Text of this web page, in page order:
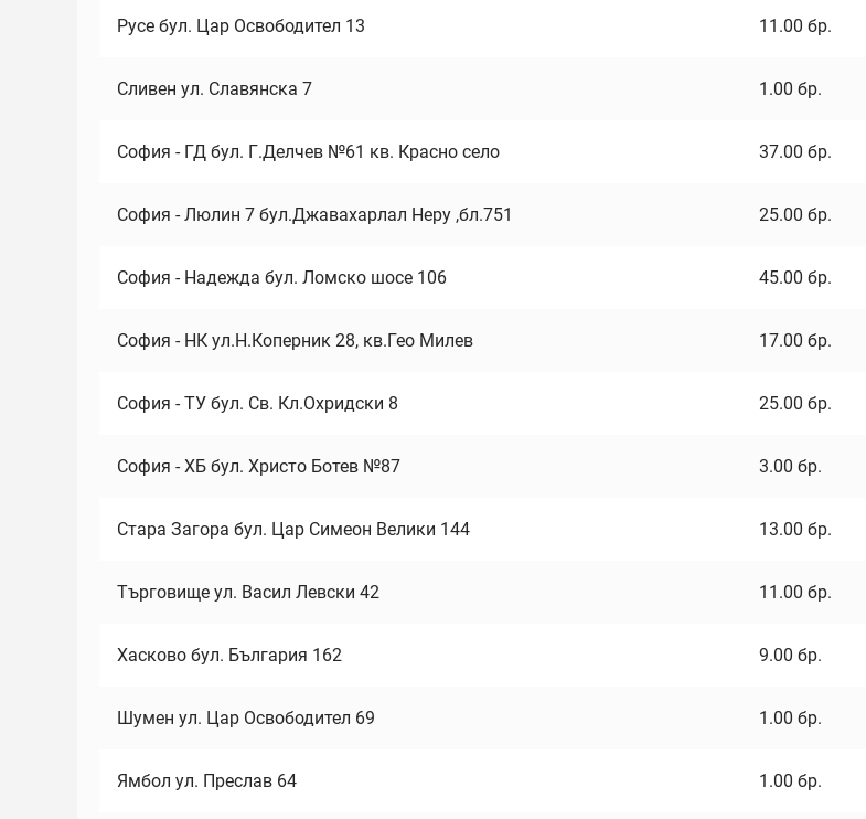
Русе бул. Цар Освободител 13 11.00 бр.
Сливен ул. Славянска 7 1.00 бр.
София - ГД бул. Г.Делчев №61 кв. Красно село 37.00 бр.
София - Люлин 7 бул.Джавахарлал Неру ,бл.751 25.00 бр.
София - Надежда бул. Ломско шосе 106 45.00 бр.
София - НК ул.Н.Коперник 28, кв.Гео Милев 17.00 бр.
София - ТУ бул. Св. Кл.Охридски 8 25.00 бр.
София - ХБ бул. Христо Ботев №87 3.00 бр.
Стара Загора бул. Цар Симеон Велики 144 13.00 бр.
Търговище ул. Васил Левски 42 11.00 бр.
Хасково бул. България 162 9.00 бр.
Шумен ул. Цар Освободител 69 1.00 бр.
Ямбол ул. Преслав 64 1.00 бр.